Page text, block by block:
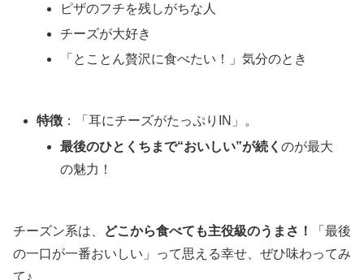
ピザのフチを残しがちな人
チーズが大好き
「とことん贅沢に食べたい！」気分のとき
特徴 ：「耳にチーズがたっぷりIN」。
最後のひとくちまで“おいしい”が続くのが最大
の魅力！
チーズン系は、 どこから食べても主役級のうまさ！
「最後
の一口が一番おいしい」って思える幸せ、ぜひ味わってみ
て♪